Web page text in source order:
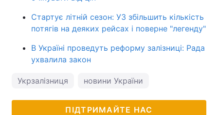
Стартує літній сезон: УЗ збільшить кількість
потягів на деяких рейсах і поверне "легенду"
В Україні проведуть реформу залізниці: Рада
ухвалила закон
Укрзалізниця новини України
ПІДТРИМАЙТЕ НАС